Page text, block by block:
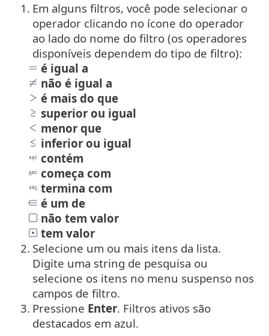
1. Em alguns filtros, você pode selecionar o
operador clicando no ícone do operador
ao lado do nome do filtro (os operadores
disponíveis dependem do tipo de filtro):
é igual a
não é igual a
é mais do que
superior ou igual
menor que
inferior ou igual
contém
começa com
termina com
é um de
não tem valor
tem valor
2. Selecione um ou mais itens da lista.
Digite uma string de pesquisa ou
selecione os itens no menu suspenso nos
campos de filtro.
3. Pressione Enter. Filtros ativos são
destacados em azul.